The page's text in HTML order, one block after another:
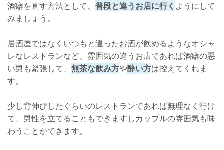
酒癖を直す方法として、 普段と違うお店に行く ようにして
みましょう。
居酒屋ではなくいつもと違ったお酒が飲めるようなオシャ
レなレストランなど、雰囲気の違うお店であれば酒癖の悪
い男も緊張して、 無茶な飲み方や酔い方は控えてくれま
す。
少し背伸びしたぐらいのレストランであれば無理なく行け
て、男性を立てることもできますしカップルの雰囲気も味
わうことができます。